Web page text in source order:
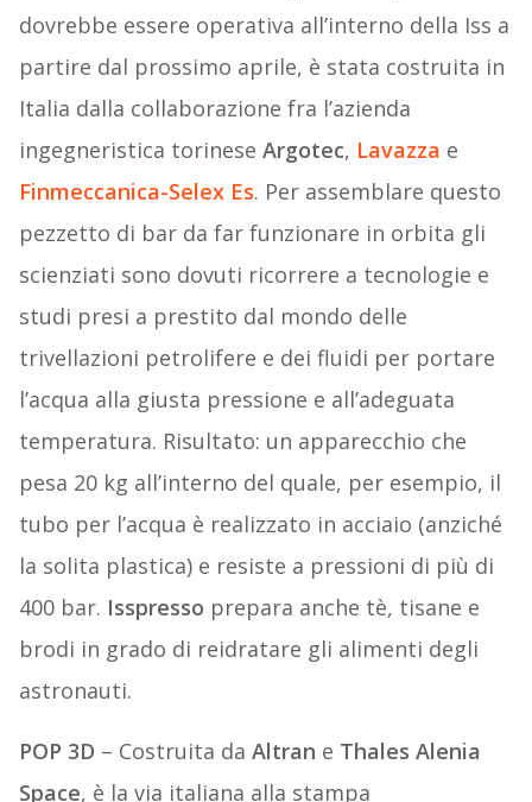
dovrebbe essere operativa all’interno della Iss a
partire dal prossimo aprile, è stata costruita in
Italia dalla collaborazione fra l’azienda
ingegneristica torinese Argotec, Lavazza e
Finmeccanica-Selex Es. Per assemblare questo
pezzetto di bar da far funzionare in orbita gli
scienziati sono dovuti ricorrere a tecnologie e
studi presi a prestito dal mondo delle
trivellazioni petrolifere e dei fluidi per portare
l’acqua alla giusta pressione e all’adeguata
temperatura. Risultato: un apparecchio che
pesa 20 kg all’interno del quale, per esempio, il
tubo per l’acqua è realizzato in acciaio (anziché
la solita plastica) e resiste a pressioni di più di
400 bar. Isspresso prepara anche tè, tisane e
brodi in grado di reidratare gli alimenti degli
astronauti.
POP 3D – Costruita da Altran e Thales Alenia
Space, è la via italiana alla stampa